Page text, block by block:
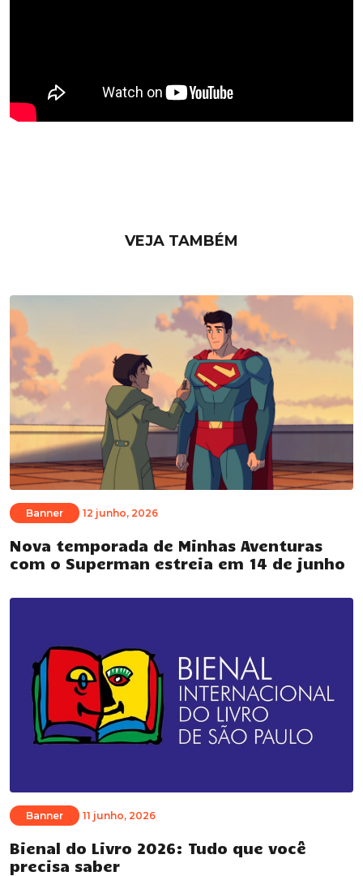
VEJA TAMBÉM
Banner 12 junho, 2026
Nova temporada de Minhas Aventuras
com o Superman estreia em 14 de junho
Banner 11 junho, 2026
Bienal do Livro 2026: Tudo que você
precisa saber